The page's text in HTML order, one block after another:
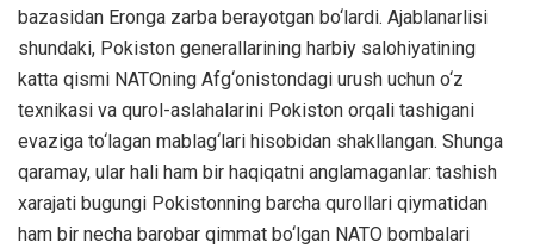
bazasidan Eronga zarba berayotgan bo‘lardi. Ajablanarlisi
shundaki, Pokiston generallarining harbiy salohiyatining
katta qismi NATOning Afg‘onistondagi urush uchun o‘z
texnikasi va qurol-aslahalarini Pokiston orqali tashigani
evaziga to‘lagan mablag‘lari hisobidan shakllangan. Shunga
qaramay, ular hali ham bir haqiqatni anglamaganlar: tashish
xarajati bugungi Pokistonning barcha qurollari qiymatidan
ham bir necha barobar qimmat bo‘lgan NATO bombalari